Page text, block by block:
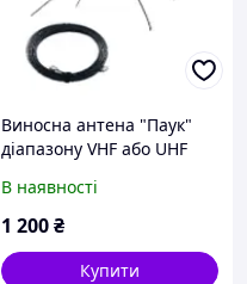
Виносна антена "Паук"
діапазону VHF або UHF
R7/R7A (10м)
В наявності
1 200₴
Купити